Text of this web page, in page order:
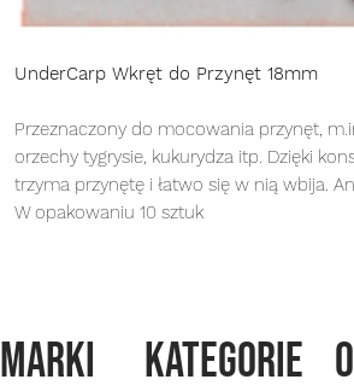
UnderCarp Wkręt do Przynęt 18mm
Przeznaczony do mocowania przynęt,
orzechy tygrysie, kukurydza itp. Dzięki
trzyma przynętę i łatwo się w nią wbija.
W opakowaniu 10 sztuk
MARKI kategorie